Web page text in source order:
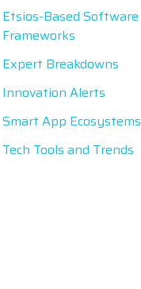
Etsios-Based Software
Frameworks
Expert Breakdowns
Innovation Alerts
Smart App Ecosystems
Tech Tools and Trends